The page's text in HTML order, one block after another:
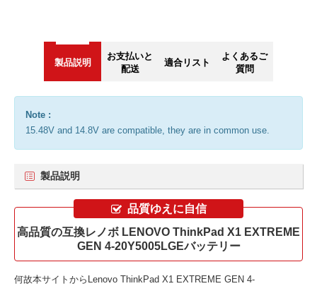
製品説明
お支払いと
配送
適合リスト
よくあるご
質問
Note :
15.48V and 14.8V are compatible, they are in common use.
製品説明
品質ゆえに自信
高品質の互換レノボ LENOVO ThinkPad X1 EXTREME
GEN 4-20Y5005LGEバッテリー
何故本サイトから Lenovo ThinkPad X1 EXTREME GEN 4-